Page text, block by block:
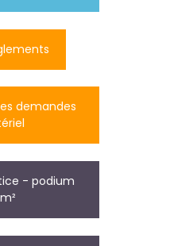
demandes
- podium